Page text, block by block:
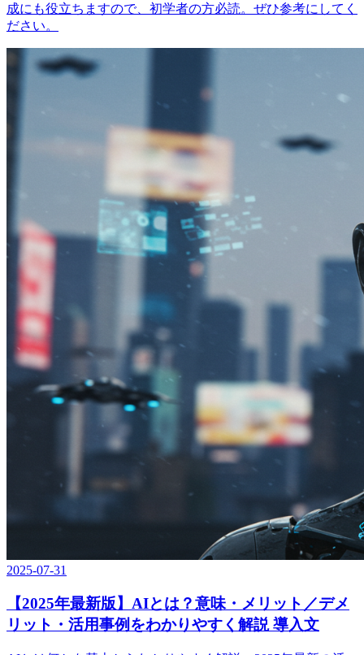
成にも役立ちますので、初学者の方必読。ぜひ参考にしてく
ださい。
2025-07-31
【2025年最新版】AIとは？意味・メリット／デメ
リット・活用事例をわかりやすく解説 導入文